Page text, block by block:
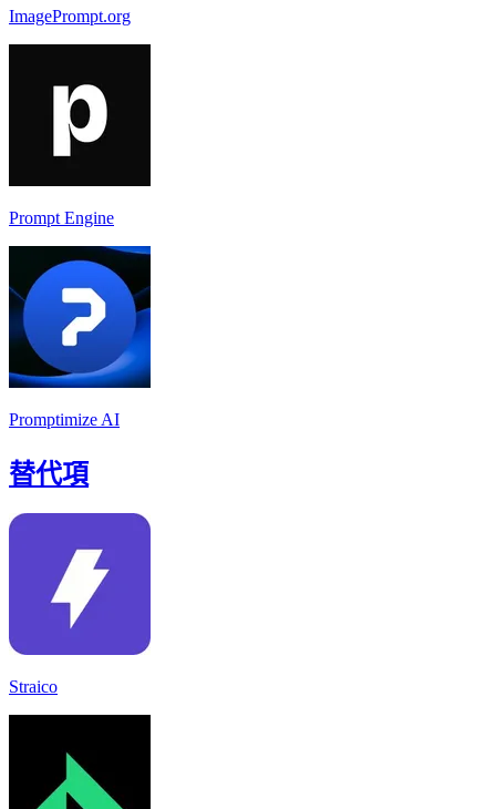
ImagePrompt.org
Prompt Engine
Promptimize AI
替代項
Straico